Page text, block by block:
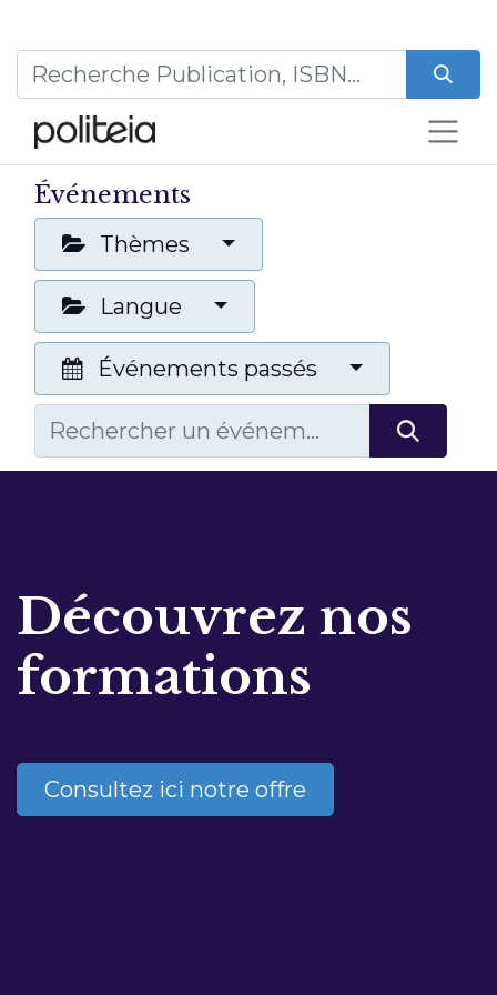
Événements
Thèmes
Langue
Événements passés
Découvrez nos
formations
Consultez ici notre offre